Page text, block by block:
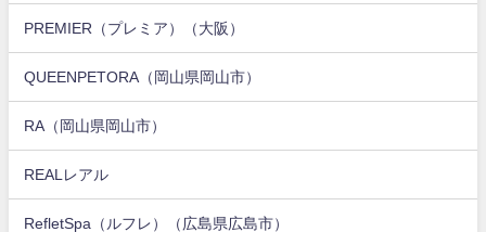
PREMIER（プレミア）（大阪）
QUEENPETORA（岡山県岡山市）
RA（岡山県岡山市）
REALレアル
RefletSpa（ルフレ）（広島県広島市）